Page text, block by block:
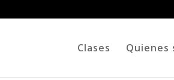
Clases Quienes